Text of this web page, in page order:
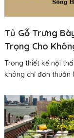
Tủ Gỗ Trưng
Trọng Cho
Trong thiết kế nội
không chỉ đơn thuần